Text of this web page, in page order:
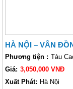
HÀ NỘI – VÂN
Phương tiện : Tàu
Giá: 3,050,000 VNĐ
Xuất Phát: Hà Nội